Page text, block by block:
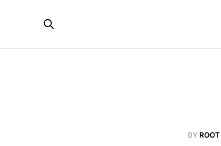
BY ROOT